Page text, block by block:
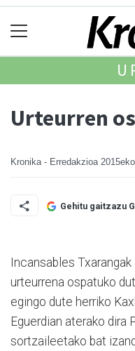
Urteurren
Kronika - Erredakzioa
Gehitu gaitzazu
Incansables
urteurrena ospatuko
egingo dute herriko
Eguerdian aterako dira
sortzaileetako bat